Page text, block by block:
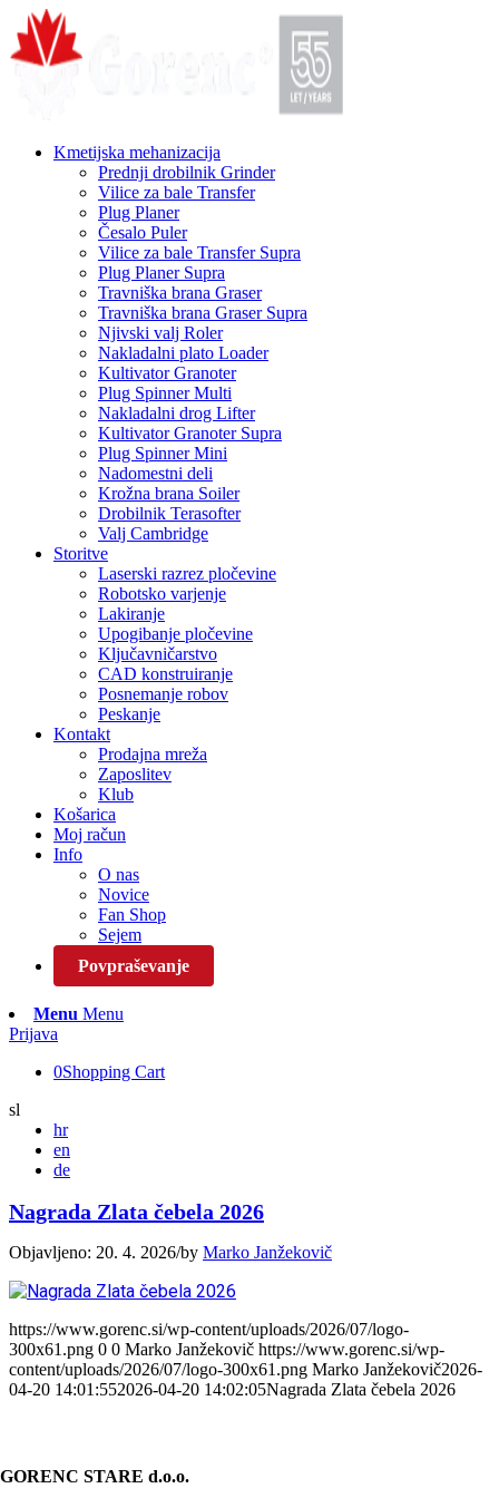
Kmetijska mehanizacija
Prednji drobilnik Grinder
Vilice za bale Transfer
Plug Planer
Česalo Puler
Vilice za bale Transfer Supra
Plug Planer Supra
Travniška brana Graser
Travniška brana Graser Supra
Njivski valj Roler
Nakladalni plato Loader
Kultivator Granoter
Plug Spinner Multi
Nakladalni drog Lifter
Kultivator Granoter Supra
Plug Spinner Mini
Nadomestni deli
Krožna brana Soiler
Drobilnik Terasofter
Valj Cambridge
Storitve
Laserski razrez pločevine
Robotsko varjenje
Lakiranje
Upogibanje pločevine
Ključavničarstvo
CAD konstruiranje
Posnemanje robov
Peskanje
Kontakt
Prodajna mreža
Zaposlitev
Klub
Košarica
Moj račun
Info
O nas
Novice
Fan Shop
Sejem
Povpraševanje
Menu Menu
Prijava
0Shopping Cart
sl
hr
en
de
Nagrada Zlata čebela 2026
Objavljeno: 20. 4. 2026/by Marko Janžekovič
https://www.gorenc.si/wp-content/uploads/2026/07/logo-
300x61.png 0 0 Marko Janžekovič https://www.gorenc.si/wp-
content/uploads/2026/07/logo-300x61.png Marko Janžekovič2026-
04-20 14:01:552026-04-20 14:02:05Nagrada Zlata čebela 2026
GORENC STARE d.o.o.